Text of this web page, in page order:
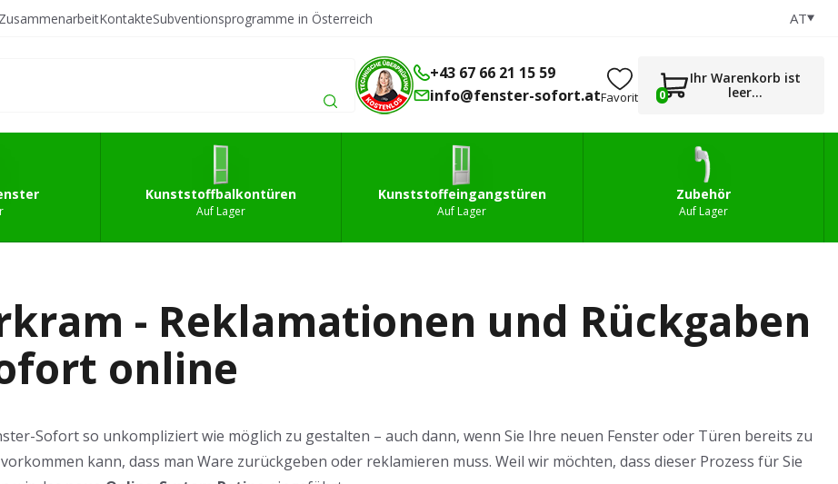
Kunststoffbalkontüren Kunststoffeingangstüren 0
KontakteSubventionsprogramme in Österreich AT
+43 67 66 21 15 59
info@fenster-sofort.atFavorit 0
Ihr Warenkorb ist
leer...
Kunststoffbalkontüren
Auf Lager
Kunststoffeingangstüren
Auf Lager
Zubehör
Auf Lager
- Reklamationen und Rückgaben
online
Sofort so unkompliziert wie möglich zu gestalten – auch dann, wenn Sie Ihre neuen Fenster oder Türen bereits zu
kann, dass man Ware zurückgeben oder reklamieren muss. Weil wir möchten, dass dieser Prozess für Sie